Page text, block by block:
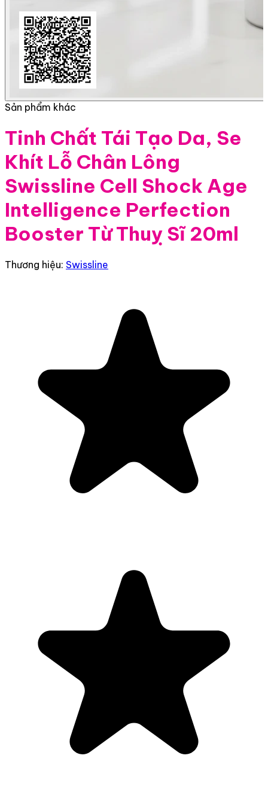
Sản phẩm khác
Tinh Chất Tái Tạo Da, Se
Khít Lỗ Chân Lông
Swissline Cell Shock Age
Intelligence Perfection
Booster Từ Thuỵ Sĩ 20ml
Thương hiệu: Swissline